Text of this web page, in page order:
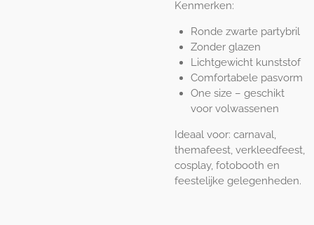
Kenmerken:
Ronde zwarte partybril
Zonder glazen
Lichtgewicht kunststof
Comfortabele pasvorm
One size – geschikt
voor volwassenen
Ideaal voor: carnaval,
themafeest, verkleedfeest,
cosplay, fotobooth en
feestelijke gelegenheden.